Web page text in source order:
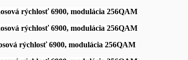
rýchlosť 6900, modulácia 256QAM
rýchlosť 6900, modulácia 256QAM
rýchlosť 6900, modulácia 256QAM